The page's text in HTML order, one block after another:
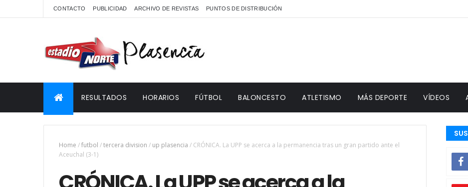
CONTACTO PUBLICIDAD ARCHIVO DE REVISTAS PUNTOS DE DISTRIBUCIÓN
RESULTADOS HORARIOS FÚTBOL BALONCESTO ATLETISMO MÁS DEPORTE VÍDEOS
Home /futbol /tercera division / up plasencia / CRÓNICA. La UPP se acerca a la permanencia tras un gran partido ante el
Aceuchal (3-1)